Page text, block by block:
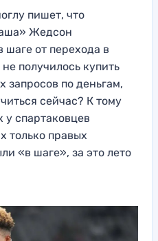
пишет, что
Жедсон
от перехода в
получилось купить
по деньгам,
сейчас? К тому
спартаковцев
только правых
«в шаге», за это лето